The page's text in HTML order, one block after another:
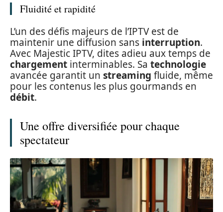
Fluidité et rapidité
L’un des défis majeurs de l’IPTV est de
maintenir une diffusion sans interruption.
Avec Majestic IPTV, dites adieu aux temps de
chargement interminables. Sa technologie
avancée garantit un streaming fluide, même
pour les contenus les plus gourmands en
débit.
Une offre diversifiée pour chaque
spectateur